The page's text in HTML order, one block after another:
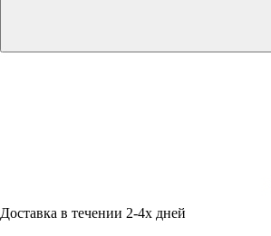
Доставка в течении 2-4х дней